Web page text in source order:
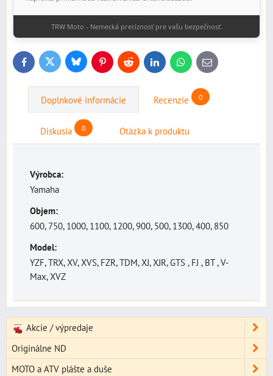
47E/3CW/3YA
83 -
95
CRUISER / CUSTOM
XVS 1100 Drag Star /
VP05/VP16
99 -
88 -
TRW Moto - Nemecká precíznosť pre vašu bezpečnosť.
FacebookTwitter BlueskyPinterestReddit LinkedInWhatsApp
E-
mail
Doplnkové informácie Recenzie 0
Diskusia 0 Otázka k produktu
Výrobca:
Yamaha
Objem:
600, 750, 1000, 1100, 1200, 900, 500, 1300, 400, 850
Model:
YZF, TRX, XV, XVS, FZR, TDM, XJ, XJR, GTS , FJ , BT , V-
Max, XVZ
Akcie / výpredaje
Originálne ND
MOTO a ATV plášte a duše